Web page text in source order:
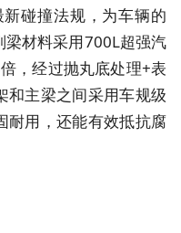
新碰撞法规，为车辆的
材料采用700L超强汽
，经过抛丸底处理+表
和主梁之间采用车规级
耐用，还能有效抵抗腐